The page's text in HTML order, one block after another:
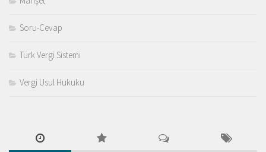
Soru-Cevap
Türk Vergi Sistemi
Vergi Usul Hukuku